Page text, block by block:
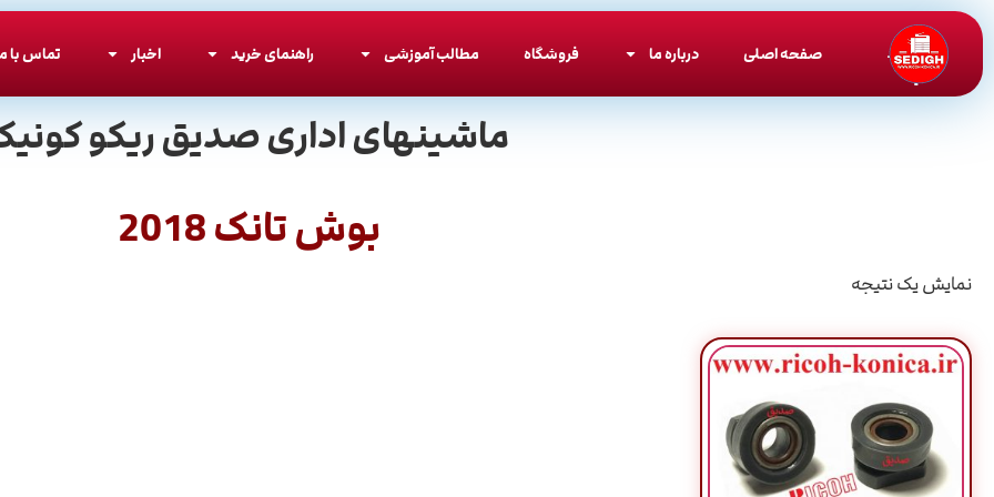
صفحه اصلی درباره ما فروشگاه مطالب آموزشی راهنمای خرید اخبار تماس با
ماشینهای اداری صدیق ریکو
بوش تانک 2018
نمایش یک نتیجه